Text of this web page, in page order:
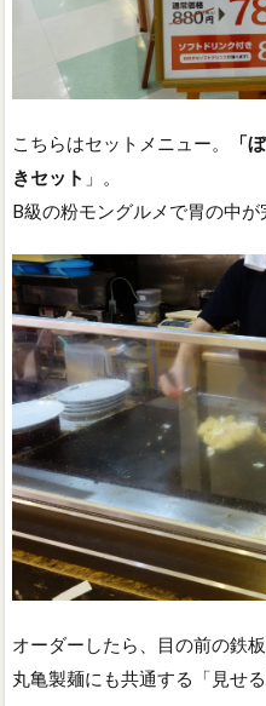
こちらはセットメニュー。
「
きセット 」。
B級の粉モングルメで胃の中が
オーダーしたら、目の前の鉄
丸亀製麺にも共通する「見せ